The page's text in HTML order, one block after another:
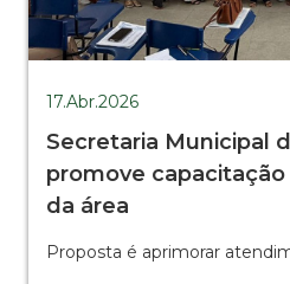
17.Abr.2026
Secretaria Municipal
promove
da área
Proposta é aprimorar